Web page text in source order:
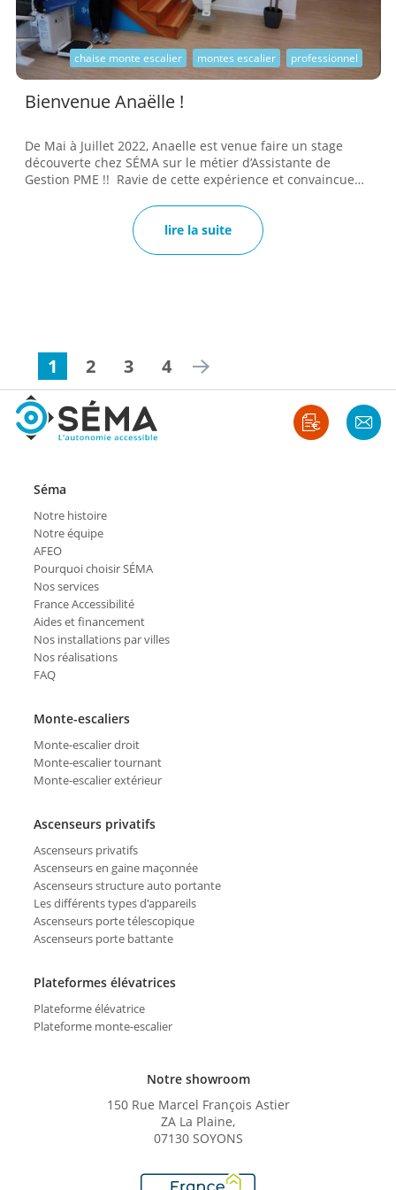
chaise monte escalier montes escalier professionnel
Bienvenue Anaëlle !
De Mai à Juillet 2022, Anaelle est venue faire un stage
découverte chez SÉMA sur le métier d’Assistante de
Gestion PME !! Ravie de cette expérience et convaincue
pousuivre l'aventure à nos côtés et opte pour une
formation BTS GPME en alternance sur 2 années. Ce type
de formation comporte de nombreux avantages, dont
lire la suite
1 2 3 4
Notre showroom
150 Rue Marcel François Astier
ZA La Plaine,
07130 SOYONS
Séma
Notre histoire
Notre équipe
AFEO
Pourquoi choisir SÉMA
Nos services
France Accessibilité
Aides et financement
Nos installations par villes
Nos réalisations
FAQ
Monte-escaliers
Monte-escalier droit
Monte-escalier tournant
Monte-escalier extérieur
Ascenseurs privatifs
Ascenseurs privatifs
Ascenseurs en gaine maçonnée
Ascenseurs structure auto portante
Les différents types d'appareils
Ascenseurs porte télescopique
Ascenseurs porte battante
Plateformes élévatrices
Plateforme élévatrice
Plateforme monte-escalier